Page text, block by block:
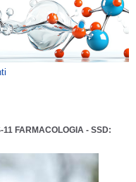
11 FARMACOLOGIA - SSD: